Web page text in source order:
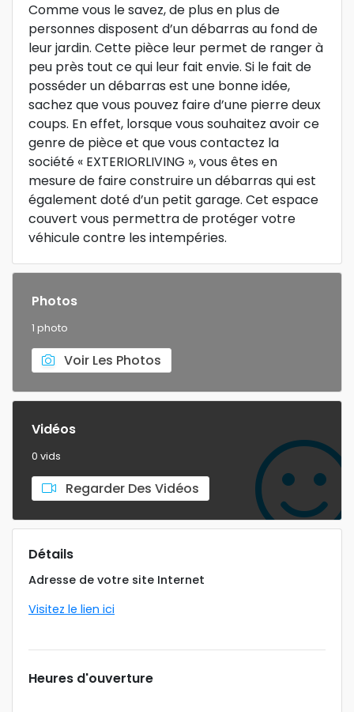
Comme vous le savez, de plus en plus de
personnes disposent d’un débarras au fond de
leur jardin. Cette pièce leur permet de ranger à
peu près tout ce qui leur fait envie. Si le fait de
posséder un débarras est une bonne idée,
sachez que vous pouvez faire d’une pierre deux
coups. En effet, lorsque vous souhaitez avoir ce
genre de pièce et que vous contactez la
société « EXTERIORLIVING », vous êtes en
mesure de faire construire un débarras qui est
également doté d’un petit garage. Cet espace
couvert vous permettra de protéger votre
véhicule contre les intempéries.
Photos
1 photo
Voir Les Photos
Vidéos
0 vids
Regarder Des Vidéos
Détails
Adresse de votre site Internet
Visitez le lien ici
Heures d'ouverture